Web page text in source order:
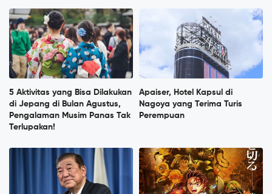
5 Aktivitas yang Bisa Dilakukan
di Jepang di Bulan Agustus,
Pengalaman Musim Panas Tak
Terlupakan!
Apaiser, Hotel Kapsul di
Nagoya yang Terima Turis
Perempuan